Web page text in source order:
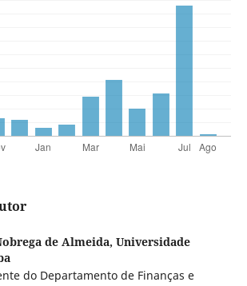
de Almeida, Universidade
do Departamento de Finanças e